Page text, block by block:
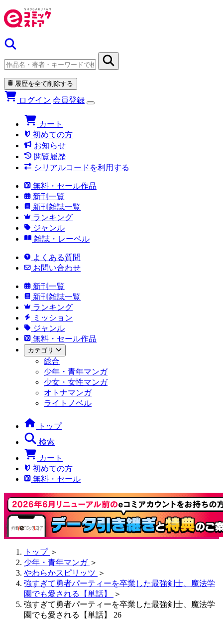
履歴を全て削除する
ログイン 会員登録
カート
初めての方
お知らせ
閲覧履歴
シリアルコードを利用する
無料・セール作品
新刊一覧
新刊雑誌一覧
ランキング
ジャンル
雑誌・レーベル
よくある質問
お問い合わせ
新刊一覧
新刊雑誌一覧
ランキング
ミッション
ジャンル
無料・セール作品
カテゴリ
総合
少年・青年マンガ
少女・女性マンガ
オトナマンガ
ライトノベル
トップ
検索
カート
初めての方
無料・セール
トップ ＞
少年・青年マンガ ＞
やわらかスピリッツ ＞
強すぎて勇者パーティーを卒業した最強剣士、魔法学
園でも愛される【単話】
＞
強すぎて勇者パーティーを卒業した最強剣士、魔法学
園でも愛される【単話】 26